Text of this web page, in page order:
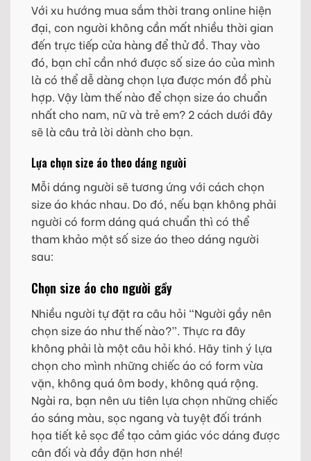
Với xu hướng mua sắm thời trang online hiện
đại, con người không cần mất nhiều thời gian
đến trực tiếp cửa hàng để thử đồ. Thay vào
đó, bạn chỉ cần nhớ được số size áo của mình
là có thể dễ dàng chọn lựa được món đồ phù
hợp. Vậy làm thế nào để chọn size áo chuẩn
nhất cho nam, nữ và trẻ em? 2 cách dưới đây
sẽ là câu trả lời dành cho bạn.
Lựa chọn size áo theo dáng người
Mỗi dáng người sẽ tương ứng với cách chọn
size áo khác nhau. Do đó, nếu bạn không phải
người có form dáng quá chuẩn thì có thể
tham khảo một số size áo theo dáng người
sau:
Chọn size áo cho người gầy
Nhiều người tự đặt ra câu hỏi “Người gầy nên
chọn size áo như thế nào?”. Thực ra đây
không phải là một câu hỏi khó. Hãy tinh ý lựa
chọn cho mình những chiếc áo có form vừa
vặn, không quá ôm body, không quá rộng.
Ngài ra, bạn nên ưu tiên lựa chọn những chiếc
áo sáng màu, sọc ngang và tuyệt đối tránh
họa tiết kẻ sọc để tạo cảm giác vóc dáng được
cân đối và đầy đặn hơn nhé!